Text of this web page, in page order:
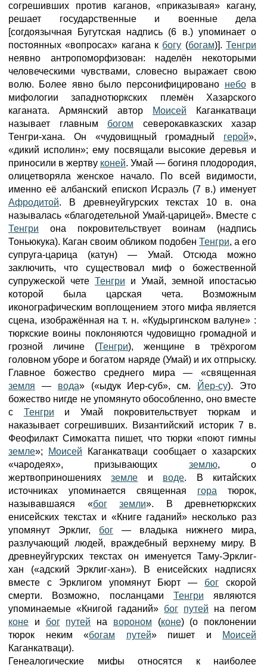
согрешивших против каганов, «приказывая» кагану,
решает государственные и военные дела
[согдоязычная Бугутская надпись (6 в.) упоминает о
постоянных «вопросах» кагана к богу (богам)].Тенгри
неявно антропоморфизован: наделён некоторыми
человеческими чувствами, словесно выражает свою
волю. Более явно было персонифицировано небов
мифологии западнотюркских племён Хазарского
каганата. Армянский автор
Моисей Каганкатваци
называет главным богом северокавказских хазар
Тенгри-хана. Он «чудовищный громадный герой»,
«дикий исполин»; ему посвящали высокие деревья и
приносили в жертву коней. Умай — богиня плодородия,
олицетворяла женское начало. По всей видимости,
именно её албанский епископ Исраэль (7 в.) именует
Афродитой. В древнеуйгурских текстах 10 в. она
называлась «благодетельной Умай-царицей». Вместе с
Тенгри она покровительствует воинам (надпись
Тоньюкука). Каган своим обликом подобен Тенгри, а его
супруга-царица (катун) — Умай. Отсюда можно
заключить, что существовал миф о божественной
супружеской чете Тенгри и Умай, земной ипостасью
которой была царская чета. Возможным
иконографическим воплощением этого мифа является
сцена, изображённая на т. н. «Кудыргинском валуне» :
тюркские воины поклоняются чудовищно громадной и
грозной личине (Тенгри), женщине в трёхрогом
головном уборе и богатом наряде (Умай) и их отпрыску.
Главное божество среднего мира — «священная
земля — вода» («ыдук Иер-суб», см. Йер-су). Это
божество нигде не упомянуто обособленно, оно вместе
с Тенгри и Умай покровительствует тюркам и
наказывает согрешивших. Византийский историк 7 в.
Феофилакт Симокатта пишет, что тюрки «поют гимны
земле»; Моисей Каганкатваци сообщает о хазарских
«чародеях», призывающих землю, о
жертвоприношенияхземле и воде. В китайских
источниках упоминается священная гора тюрок,
называвшаяся «бог земли». В древнетюркских
енисейских текстах и «Книге гаданий» несколько раз
упомянут Эрклиг, бог — владыка нижнего мира,
разлучающий людей, враждебный верхнему миру. В
древнеуйгурских текстах он именуется Таму-Эрклиг-
хан («адский Эрклиг-хан»). В енисейских надписях
вместе с Эрклигом упомянут Бюрт — бог скорой
смерти. Возможно, посланцами Тенгри являются
упоминаемые «Книгой гаданий» бог путей на пегом
коне и бог путей на вороном (коне) (о поклонении
тюрок неким «богам путей» пишет и
Моисей
Каганкатваци).
Генеалогические мифы относятся к наиболее